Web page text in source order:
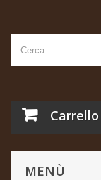
Carrello
MENÙ